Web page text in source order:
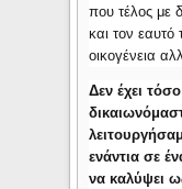
που τέλος με
και τον εαυτό
οικογένεια
Δεν έχει
ενάντια σε
να καλύψει